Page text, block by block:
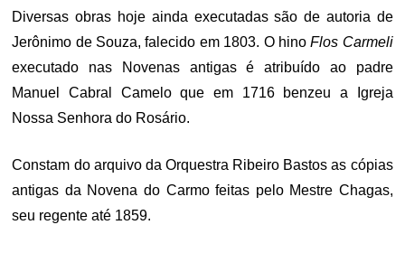
Diversas obras hoje ainda executadas são de autoria de
Jerônimo de Souza, falecido em 1803. O hinoFlos Carmeli
executado nas Novenas antigas é atribuído ao padre
Manuel Cabral Camelo que em 1716 benzeu a Igreja
Nossa Senhora do Rosário.
Constam do arquivo da Orquestra Ribeiro Bastos as cópias
antigas da Novena do Carmo feitas pelo Mestre Chagas,
seu regente até 1859.